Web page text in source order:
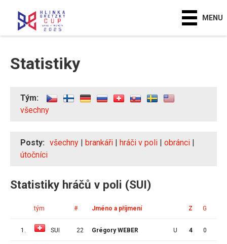
MENU
Statistiky
Tým:
všechny
Posty: všechny | brankáři | hráči v poli | obránci |
útočníci
Statistiky hráčů v poli (SUI)
tým # Jméno a příjmení Z G
1. SUI 22 Grégory WEBER U 4 0